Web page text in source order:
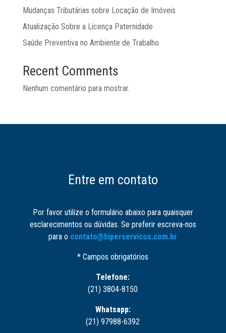
Mudanças Tributárias sobre Locação de Imóveis
Atualização Sobre a Licença Paternidade
Saúde Preventiva no Ambiente de Trabalho
Recent Comments
Nenhum comentário para mostrar.
Entre em contato
Por favor utilize o formulário abaixo para quaisquer
esclarecimentos ou dúvidas. Se preferir escreva-nos
para o contato@hiperservicos.com.br
* Campos obrigatórios
Telefone:
(21) 3804-8150
Whatsapp:
(21) 97988-6392